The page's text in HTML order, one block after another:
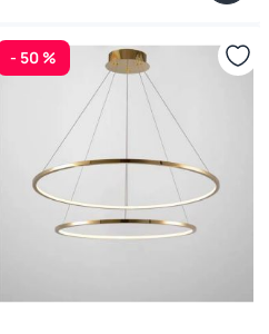
- 50 %